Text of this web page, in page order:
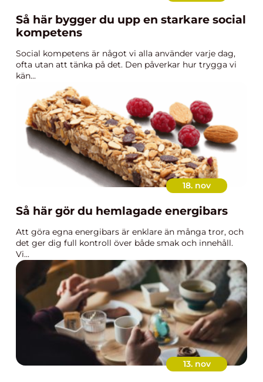
Så här bygger du upp en starkare social
kompetens
Social kompetens är något vi alla använder varje dag,
ofta utan att tänka på det. Den påverkar hur trygga vi
kän...
18. nov
Så här gör du hemlagade energibars
Att göra egna energibars är enklare än många tror, och
det ger dig full kontroll över både smak och innehåll.
Vi...
13. nov